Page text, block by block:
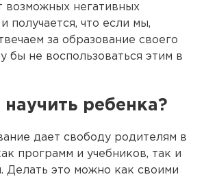
возможных негативных
получается, что если мы,
за образование своего
бы не воспользоваться этим в
научить ребенка?
дает свободу родителям в
программ и учебников, так и
Делать это можно как своими